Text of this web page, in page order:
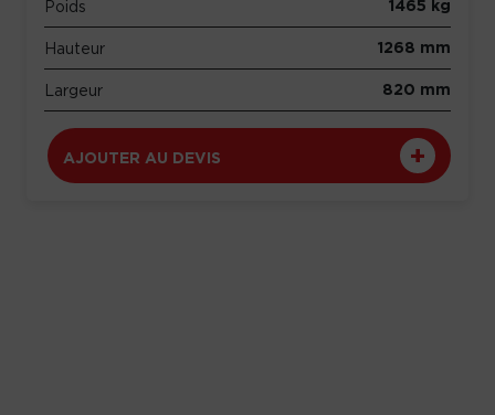
Poids 1465 kg
Hauteur 1268 mm
Largeur 820 mm
AJOUTER AU DEVIS